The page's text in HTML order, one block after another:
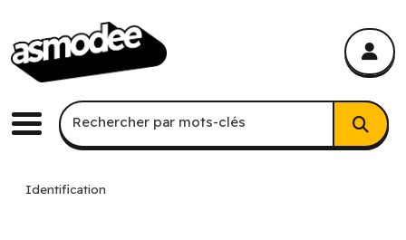
Menu
Recherche par mots-clés
Rechercher par mots-clés
Identification